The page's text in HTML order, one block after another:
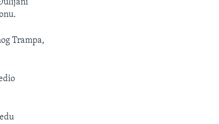
Trampa,